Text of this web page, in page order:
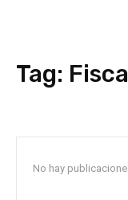
Tag:
No hay